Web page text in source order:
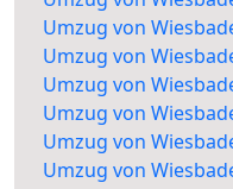
Umzug von
Umzug von
Umzug von
Umzug von
Umzug von
Umzug von